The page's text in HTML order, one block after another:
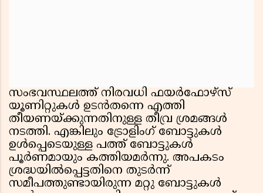
സംഭവസ്ഥലത്ത് നിരവധി ഫയർഫോഴ്സ്
യൂണിറ്റുകൾ ഉടൻതന്നെ എത്തി
തീയണയ്ക്കുന്നതിനുള്ള തീവ്ര ശ്രമങ്ങൾ
നടത്തി. എങ്കിലും ട്രോളിംഗ് ബോട്ടുകൾ
ഉൾപ്പെടെയുള്ള പത്ത് ബോട്ടുകൾ
പൂർണമായും കത്തിയമർന്നു. അപകടം
ശ്രദ്ധയിൽപ്പെട്ടതിനെ തുടർന്ന്
സമീപത്തുണ്ടായിരുന്ന മറ്റു ബോട്ടുകൾ